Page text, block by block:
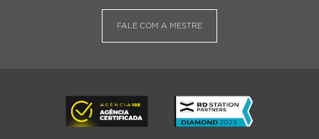
FALE COM A MESTRE